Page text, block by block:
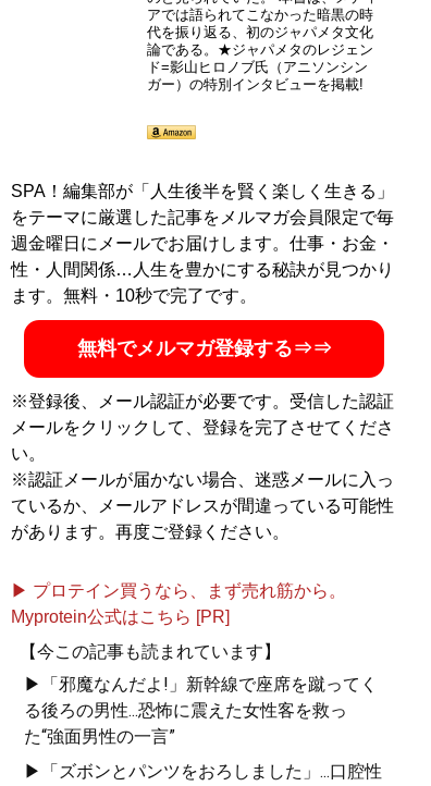
アでは語られてこなかった暗黒の時
代を振り返る、初のジャパメタ文化
論である。★ジャパメタのレジェン
ド=影山ヒロノブ氏（アニソンシン
ガー）の特別インタビューを掲載!
SPA！編集部が「人生後半を賢く楽しく生きる」
をテーマに厳選した記事をメルマガ会員限定で毎
週金曜日にメールでお届けします。仕事・お金・
性・人間関係…人生を豊かにする秘訣が見つかり
ます。無料・10秒で完了です。
無料でメルマガ登録する⇒⇒
※登録後、メール認証が必要です。受信した認証
メールをクリックして、登録を完了させてくださ
い。
※認証メールが届かない場合、迷惑メールに入っ
ているか、メールアドレスが間違っている可能性
があります。再度ご登録ください。
▶ プロテイン買うなら、まず売れ筋から。
Myprotein公式はこちら [PR]
【今この記事も読まれています】
▶「邪魔なんだよ!」新幹線で座席を蹴ってく
る後ろの男性...恐怖に震えた女性客を救っ
た“強面男性の一言”
▶「ズボンとパンツをおろしました」...口腔性